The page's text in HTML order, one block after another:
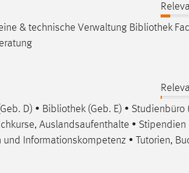
& technische Verwaltung Bibliothek
D) • Bibliothek(Geb. E) • Studienbüro
Auslandsaufenthalte • Stipendien
Informationskompetenz • Tutorien,